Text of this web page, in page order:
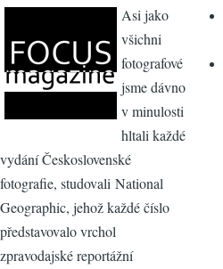
Asi jako
všichni
fotografové
jsme dávno
v minulosti
hltali každé
vydání Československé
fotografie, studovali National
Geographic, jehož každé číslo
představovalo vrchol
zpravodajské reportážní